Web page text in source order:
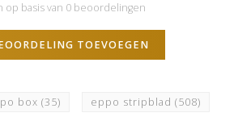
op basis van 0 beoordelingen
TOEVOEGEN
box (35) eppo stripblad (508)